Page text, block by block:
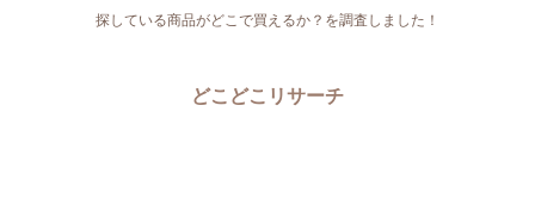
探している商品がどこで買えるか？を調査しました！
どこどこリサーチ